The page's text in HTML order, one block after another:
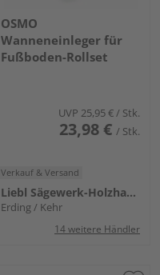
OSMO
Wanneneinleger für
Fußboden-Rollset
UVP 25,95 €/ Stk.
23,98 € / Stk.
Verkauf & Versand
Liebl Sägewerk-Holzhandlung KG
Erding / Kehr
14 weitere Händler